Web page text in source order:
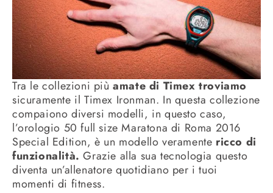
Tra le collezioni piùamate di Timex troviamo
sicuramente il Timex Ironman. In questa collezione
compaiono diversi modelli, in questo caso,
l’orologio 50 full size Maratona di Roma 2016
Special Edition, è un modello veramente ricco di
funzionalità. Grazie alla sua tecnologia questo
diventa un’allenatore quotidiano per i tuoi
momenti di fitness.